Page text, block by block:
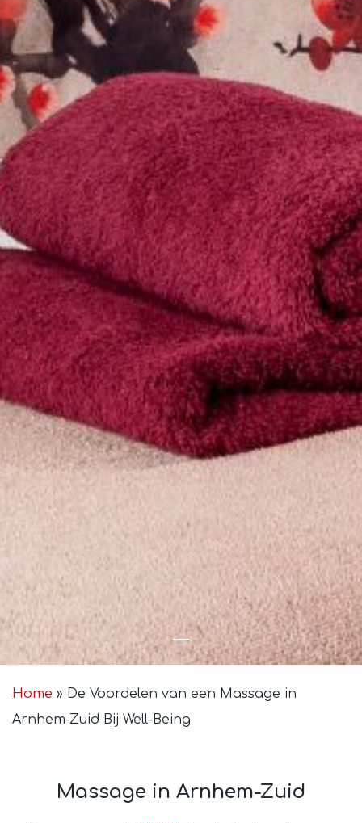
Home » De Voordelen van een Massage in
Arnhem-Zuid Bij Well-Being
Massage in Arnhem-Zuid